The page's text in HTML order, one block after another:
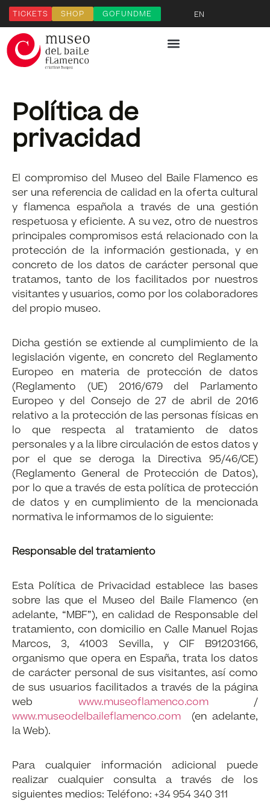
TICKETS SHOP GOFUNDME EN
Política de
privacidad
El compromiso del Museo del Baile Flamenco es
ser una referencia de calidad en la oferta cultural
y flamenca española a través de una gestión
respetuosa y eficiente. A su vez, otro de nuestros
principales compromisos está relacionado con la
protección de la información gestionada, y en
concreto de los datos de carácter personal que
tratamos, tanto de los facilitados por nuestros
visitantes y usuarios, como por los colaboradores
del propio museo.
Dicha gestión se extiende al cumplimiento de la
legislación vigente, en concreto del Reglamento
Europeo en materia de protección de datos
(Reglamento (UE) 2016/679 del Parlamento
Europeo y del Consejo de 27 de abril de 2016
relativo a la protección de las personas físicas en
lo que respecta al tratamiento de datos
personales y a la libre circulación de estos datos y
por el que se deroga la Directiva 95/46/CE)
(Reglamento General de Protección de Datos),
por lo que a través de esta política de protección
de datos y en cumplimiento de la mencionada
normativa le informamos de lo siguiente:
Responsable del tratamiento
Esta Política de Privacidad establece las bases
sobre las que el Museo del Baile Flamenco (en
adelante, “MBF”), en calidad de Responsable del
tratamiento, con domicilio en Calle Manuel Rojas
Marcos, 3, 41003 Sevilla, y CIF B91203166,
organismo que opera en España, trata los datos
de carácter personal de sus visitantes, así como
de sus usuarios facilitados a través de la página
web www.museoflamenco.com/
www.museodelbaileflamenco.com (en adelante,
la Web).
Para cualquier información adicional puede
realizar cualquier consulta a través de los
siguientes medios: Teléfono: +34 954 340 311